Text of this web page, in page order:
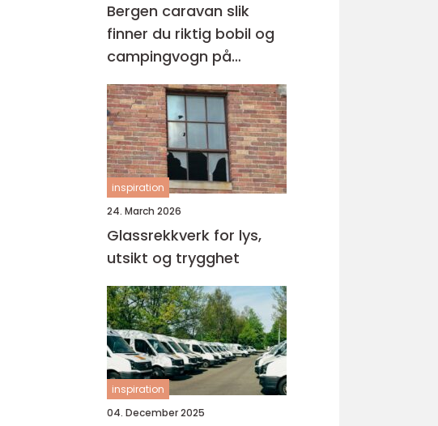
Bergen caravan slik
finner du riktig bobil og
campingvogn på
vestlandet
inspiration
24. March 2026
Glassrekkverk for lys,
utsikt og trygghet
inspiration
04. December 2025